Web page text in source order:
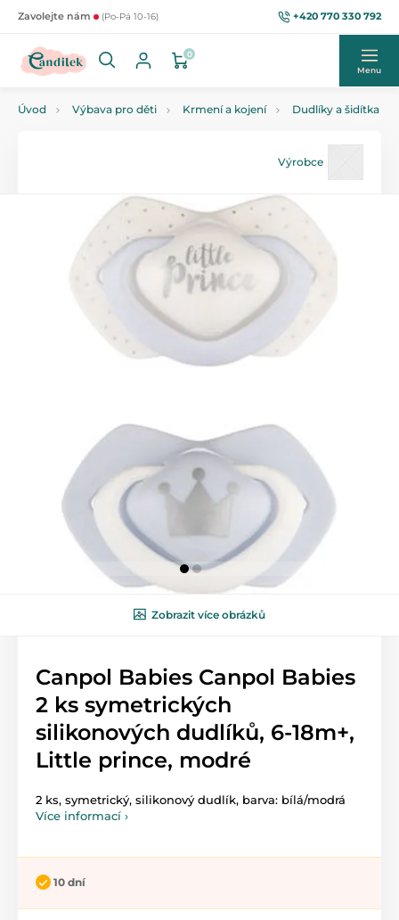
Zavolejte nám (Po-Pá 10-16) +420 770 330 792
0
Menu
Úvod Výbava pro děti Krmení a kojení Dudlíky a šidítka
Výrobce
Zobrazit více obrázků
Canpol Babies Canpol Babies
2 ks symetrických
silikonových dudlíků, 6-18m+,
Little prince, modré
2 ks, symetrický, silikonový dudlík, barva: bílá/modrá
Více informací ›
10 dní